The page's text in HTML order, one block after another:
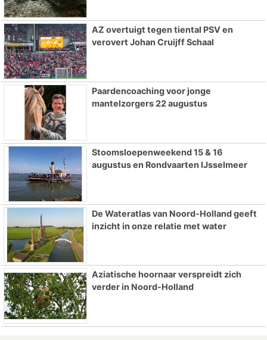
AZ overtuigt tegen tiental PSV en
verovert Johan Cruijff Schaal
Paardencoaching voor jonge
mantelzorgers 22 augustus
Stoomsloepenweekend 15 & 16
augustus en Rondvaarten IJsselmeer
De Wateratlas van Noord-Holland geeft
inzicht in onze relatie met water
Aziatische hoornaar verspreidt zich
verder in Noord-Holland